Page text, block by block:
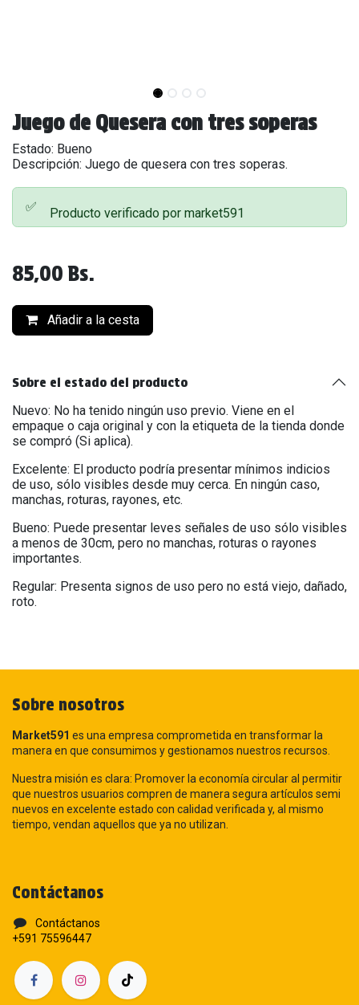
Juego de Quesera con tres soperas
Estado: Bueno
Descripción: Juego de quesera con tres soperas.
✅ Producto verificado por market591
85,00 Bs.
Añadir a la cesta
Sobre el estado del producto
Nuevo: No ha tenido ningún uso previo. Viene en el
empaque o caja original y con la etiqueta de la tienda donde
se compró (Si aplica).
Excelente: El producto podría presentar mínimos indicios
de uso, sólo visibles desde muy cerca. En ningún caso,
manchas, roturas, rayones, etc.
Bueno: Puede presentar leves señales de uso sólo visibles
a menos de 30cm, pero no manchas, roturas o rayones
importantes.
Regular: Presenta signos de uso pero no está viejo, dañado,
roto.
Sobre nosotros
Market591 es una empresa comprometida en transformar la
manera en que consumimos y gestionamos nuestros recursos.
Nuestra misión es clara: Promover la economía circular al permitir
que nuestros usuarios compren de manera segura artículos semi
nuevos en excelente estado con calidad verificada y, al mismo
tiempo, vendan aquellos que ya no utilizan.
Contáctanos
Contáctanos
+591 75596447